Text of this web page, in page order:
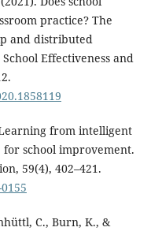
practice? The
and distributed
Effectiveness and
from intelligent
school improvement.
59(4), 402–421.
C., Burn, K., &